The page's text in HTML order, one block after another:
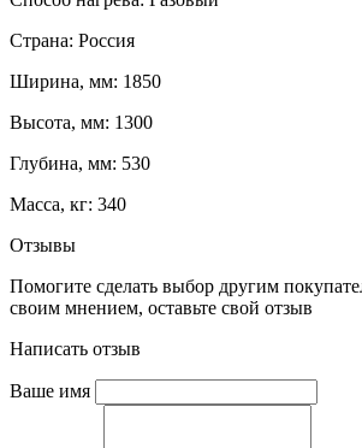
Страна: Россия
Ширина, мм: 1850
Высота, мм: 1300
Глубина, мм: 530
Масса, кг: 340
Отзывы
Помогите сделать выбор другим
своим мнением, оставьте свой отзыв
Написать отзыв
Ваше имя